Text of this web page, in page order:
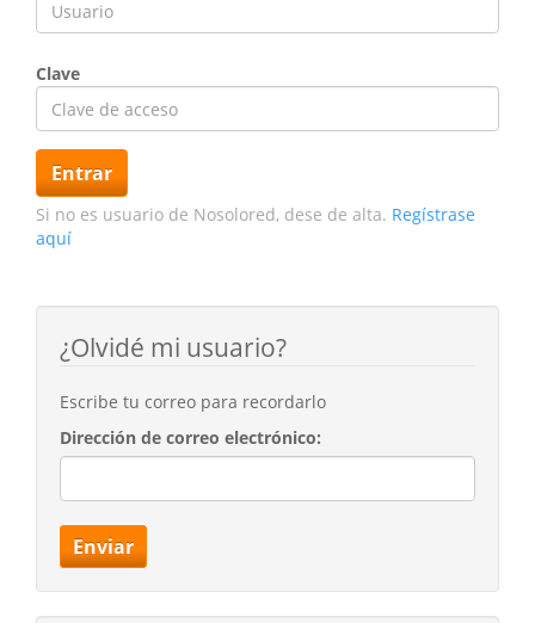
Clave
Si no es usuario de Nosolored, dese de alta. Regístrase
aquí
¿Olvidé mi usuario?
Escribe tu correo para recordarlo
Dirección de correo electrónico:
Enviar